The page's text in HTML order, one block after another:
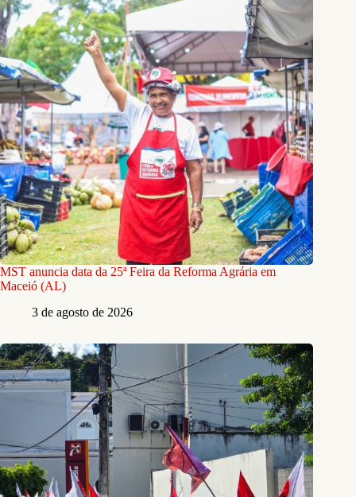
MST anuncia data da 25ª Feira da Reforma Agrária em
Maceió (AL)
3 de agosto de 2026